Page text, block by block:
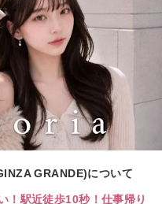
GRANDE)について
！駅近徒歩10秒！仕事帰り